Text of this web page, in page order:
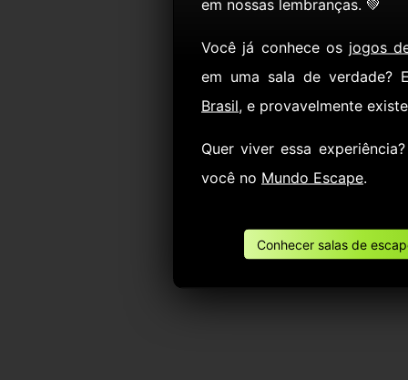
em nossas lembranças. 💚
Você já conhece os jogos
em uma sala de verdade?
Brasil, e provavelmente
Quer viver essa
você no Mundo Escape.
Conhecer salas de